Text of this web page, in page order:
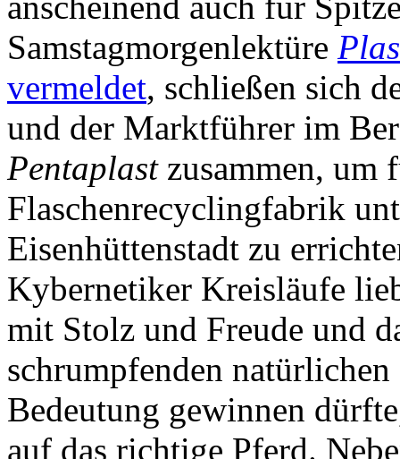
Samstagmorgenlektüre
vermeldet, schließen sich
und der Marktführer im
Pentaplastzusammen, um
Flaschenrecyclingfabrik
Eisenhüttenstadt zu
Kybernetiker Kreisläufe
mit Stolz und Freude und
schrumpfenden
Bedeutung gewinnen
auf das richtige Pferd.